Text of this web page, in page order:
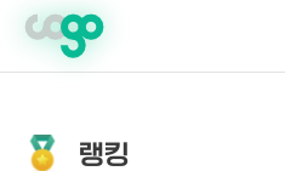
crossorigin="anonymous">
랭킹